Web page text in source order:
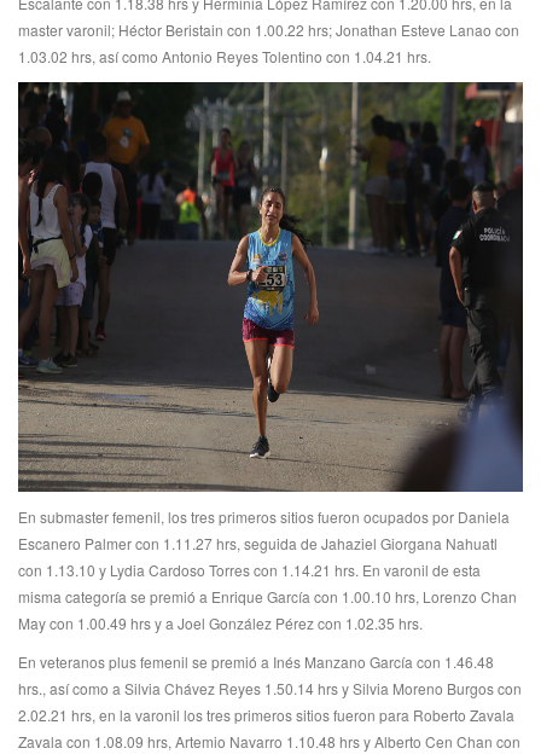
master varonil; Héctor Beristain con 1.00.22 hrs; Jonathan Esteve Lanao con
1.03.02 hrs, así como Antonio Reyes Tolentino con 1.04.21 hrs.
En submaster femenil, los tres primeros sitios fueron ocupados por Daniela
Escanero Palmer con 1.11.27 hrs, seguida de Jahaziel Giorgana Nahuatl
con 1.13.10 y Lydia Cardoso Torres con 1.14.21 hrs. En varonil de esta
misma categoría se premió a Enrique García con 1.00.10 hrs, Lorenzo Chan
May con 1.00.49 hrs y a Joel González Pérez con 1.02.35 hrs.
En veteranos plus femenil se premió a Inés Manzano García con 1.46.48
hrs., así como a Silvia Chávez Reyes 1.50.14 hrs y Silvia Moreno Burgos con
2.02.21 hrs, en la varonil los tres primeros sitios fueron para Roberto Zavala
Zavala con 1.08.09 hrs, Artemio Navarro 1.10.48 hrs y Alberto Cen Chan con